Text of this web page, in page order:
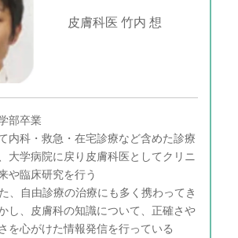
皮膚科医 竹内 想
部卒業
内科・救急・在宅診療など含めた診療
大学病院に戻り皮膚科医としてクリニ
や臨床研究を行う
、自由診療の治療にも多く携わってき
し、皮膚科の知識について、正確さや
を心がけた情報発信を行っている